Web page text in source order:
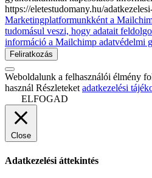
https://eletestudomany.hu/
Marketingplatformunkként a
tudomásul veszi, hogy adatait
információ a Mailchimp adatvédelmi
Weboldalunk a felhasználói élmény
használ Részleteketadatkezelési
ELFOGAD
Close
Adatkezelési áttekintés